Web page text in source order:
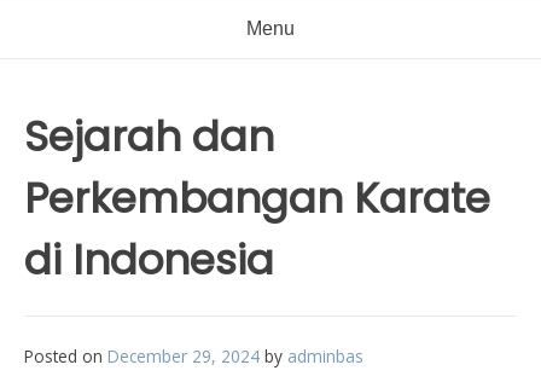
Menu
Sejarah dan
Perkembangan Karate
di Indonesia
Posted on December 29, 2024 by adminbas